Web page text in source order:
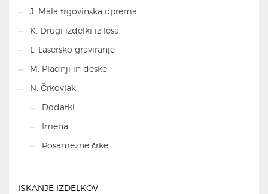
J. Mala trgovinska oprema
K. Drugi izdelki iz lesa
L. Lasersko graviranje
M. Pladnji in deske
N. Črkovlak
Dodatki
Imena
Posamezne črke
ISKANJE IZDELKOV